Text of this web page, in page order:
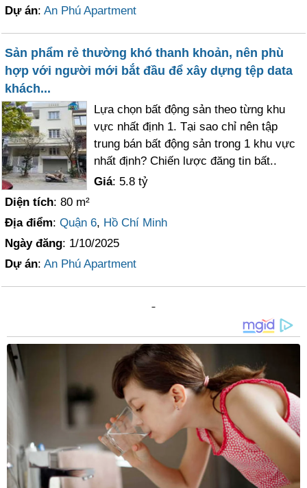
Dự án:An Phú Apartment
Sản phẩm rẻ thường khó thanh khoản, nên phù
hợp với người mới bắt đầu để xây dựng tệp data
khách...
Lựa chọn bất động sản theo từng khu
vực nhất định 1. Tại sao chỉ nên tập
trung bán bất động sản trong 1 khu vực
nhất định? Chiến lược đăng tin bất..
Giá: 5.8 tỷ
Diện tích: 80 m²
Địa điểm:Quận 6, Hồ Chí Minh
Ngày đăng: 1/10/2025
Dự án:An Phú Apartment